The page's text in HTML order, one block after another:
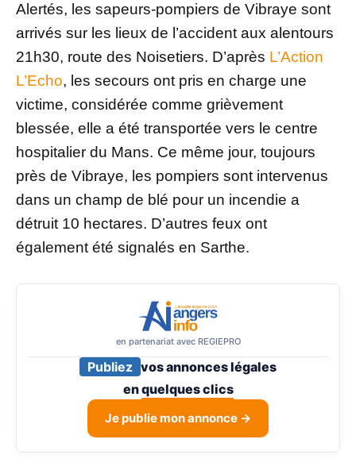
Alertés, les sapeurs-pompiers de Vibraye sont
arrivés sur les lieux de l’accident aux alentours
21h30, route des Noisetiers. D’après L’Action
L’Echo, les secours ont pris en charge une
victime, considérée comme grièvement
blessée, elle a été transportée vers le centre
hospitalier du Mans. Ce même jour, toujours
près de Vibraye, les pompiers sont intervenus
dans un champ de blé pour un incendie a
détruit 10 hectares. D’autres feux ont
également été signalés en Sarthe.
en partenariat avec REGIEPRO
Publiez vos annonces légales
enquelques clics
Je publie mon annonce →